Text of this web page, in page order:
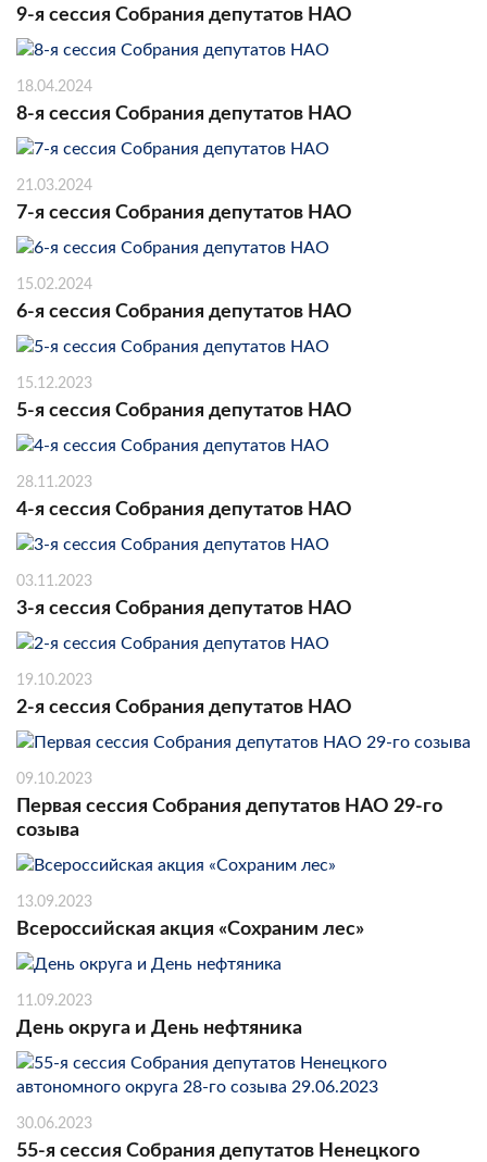
9-я сессия Собрания депутатов НАО
18.04.2024
8-я сессия Собрания депутатов НАО
21.03.2024
7-я сессия Собрания депутатов НАО
15.02.2024
6-я сессия Собрания депутатов НАО
15.12.2023
5-я сессия Собрания депутатов НАО
28.11.2023
4-я сессия Собрания депутатов НАО
03.11.2023
3-я сессия Собрания депутатов НАО
19.10.2023
2-я сессия Собрания депутатов НАО
09.10.2023
Первая сессия Собрания депутатов НАО 29-го
созыва
13.09.2023
Всероссийская акция «Сохраним лес»
11.09.2023
День округа и День нефтяника
30.06.2023
55-я сессия Собрания депутатов Ненецкого